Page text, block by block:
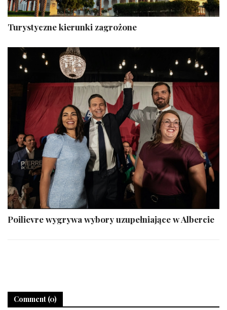
Turystyczne kierunki zagrożone
Poilievre wygrywa wybory uzupełniające w Albercie
Comment (0)